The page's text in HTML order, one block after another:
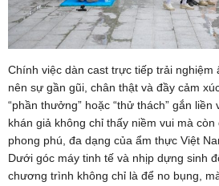
Chính việc dàn cast trực tiếp trải nghiệm
nên sự gần gũi, chân thật và đầy cảm
“phần thưởng” hoặc “thử thách” gắn
khán giả không chỉ thấy niềm vui mà
phong phú, đa dạng của ẩm thực Việt
Dưới góc máy tinh tế và nhịp dựng sinh
chương trình không chỉ là để no bụng,